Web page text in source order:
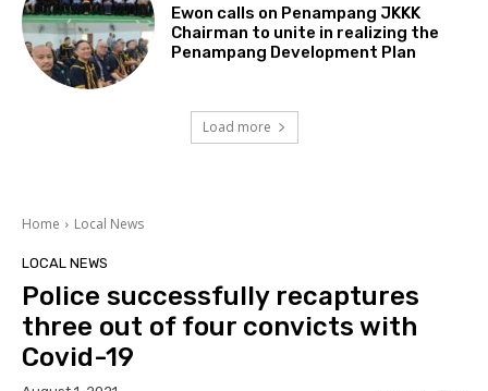
Ewon calls on Penampang JKKK
Chairman to unite in realizing the
Penampang Development Plan
Load more